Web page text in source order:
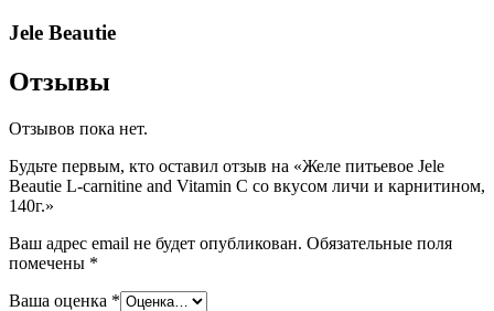
Jele Beautie
Отзывы
Отзывов пока нет.
Будьте первым, кто оставил отзыв на «Желе питьевое Jele
Beautie L-carnitine and Vitamin C со вкусом личи и карнитином,
140г.»
Ваш адрес email не будет опубликован. Обязательные поля
помечены *
Ваша оценка *